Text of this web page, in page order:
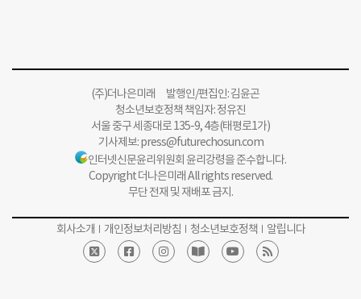
(주)더나은미래 발행인/편집인: 김윤곤
청소년보호정책 책임자: 정유진
서울 중구 세종대로 135-9, 4층(태평로1가)
기사제보:press@futurechosun.com
인터넷신문윤리위원회 윤리강령을 준수합니다.
Copyright 더나은미래 All rights reserved.
무단 전재 및 재배포 금지.
회사소개 개인정보처리방침 청소년보호정책 알립니다